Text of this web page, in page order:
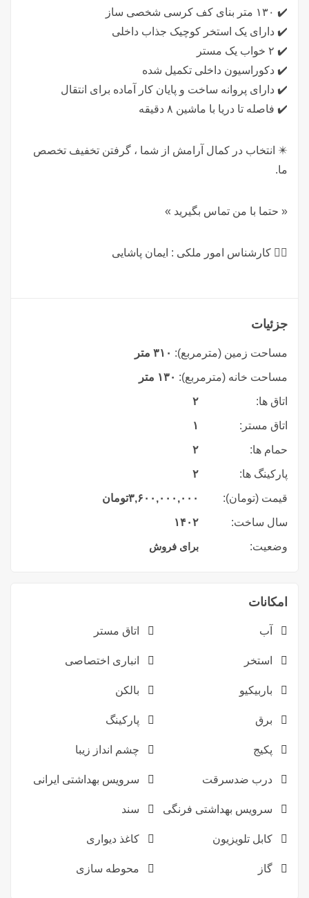
✔️ ۱۳۰ متر بنای کف کرسی شخصی ساز
✔️ دارای یک استخر کوچیک جذاب داخلی
✔️ ۲ خواب یک مستر
✔️ دکوراسیون داخلی تکمیل شده
✔️ دارای پروانه ساخت و پایان کار آماده برای انتقال
✔️ فاصله تا دریا با ماشین ۸ دقیقه
✴️ انتخاب در کمال آرامش از شما ، گرفتن تخفیف تخصص
ما.
« حتما با من تماس بگیرید »
🤵‍♂️ کارشناس امور ملکی : ایمان پاشایی
جزئیات
مساحت زمین (مترمربع): ۳۱۰ متر
مساحت خانه (مترمربع): ۱۳۰ متر
اتاق ها: ۲
اتاق مستر: ۱
حمام ها: ۲
پارکینگ ها: ۲
قیمت (تومان): ۳,۶۰۰,۰۰۰,۰۰۰تومان
سال ساخت: ۱۴۰۲
وضعیت: برای فروش
امکانات
آب اتاق مستر
استخر انباری اختصاصی
باربیکیو بالکن
برق پارکینگ
پکیج چشم انداز زیبا
درب ضدسرقت سرویس بهداشتی ایرانی
سرویس بهداشتی فرنگی سند
کابل تلویزیون کاغذ دیواری
گاز محوطه سازی